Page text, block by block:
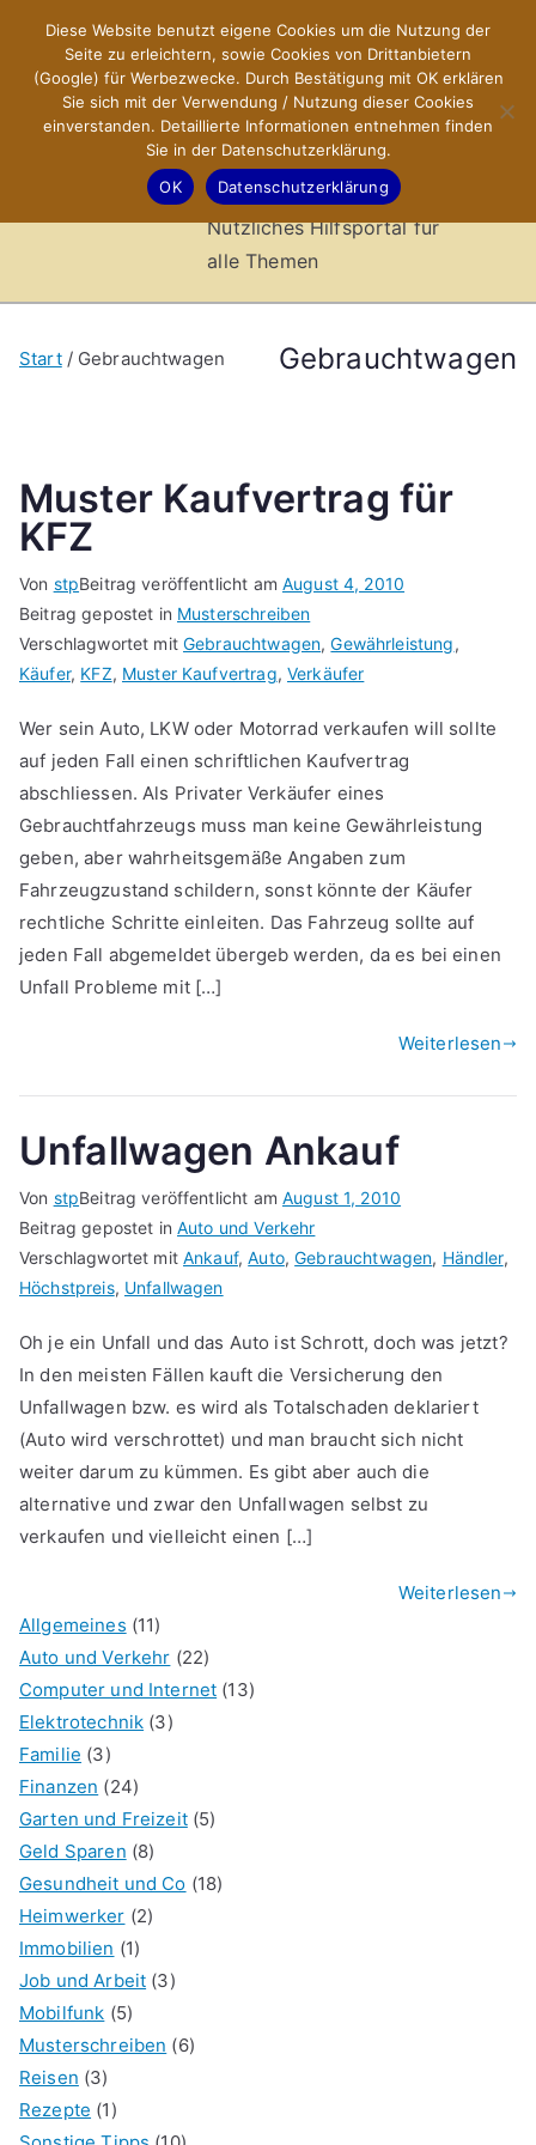
springen
X-Sites.de
–
Hilfsportal
Nützliches Hilfsportal für
alle Themen
Gebrauchtwagen
Start Gebrauchtwagen
Muster Kaufvertrag für
KFZ
Von stpBeitrag veröffentlicht am August 4, 2010
Beitrag gepostet in Musterschreiben
Verschlagwortet mitGebrauchtwagen,Gewährleistung,
Käufer, KFZ, Muster Kaufvertrag, Verkäufer
Wer sein Auto, LKW oder Motorrad verkaufen will sollte
auf jeden Fall einen schriftlichen Kaufvertrag
abschliessen. Als Privater Verkäufer eines
Gebrauchtfahrzeugs muss man keine Gewährleistung
geben, aber wahrheitsgemäße Angaben zum
Fahrzeugzustand schildern, sonst könnte der Käufer
rechtliche Schritte einleiten. Das Fahrzeug sollte auf
jeden Fall abgemeldet übergeb werden, da es bei einen
Unfall Probleme mit […]
Weiterlesen
Unfallwagen Ankauf
Von stpBeitrag veröffentlicht am August 1, 2010
Beitrag gepostet inAuto und Verkehr
Verschlagwortet mitAnkauf,Auto,Gebrauchtwagen, Händler,
Höchstpreis, Unfallwagen
Oh je ein Unfall und das Auto ist Schrott, doch was jetzt?
In den meisten Fällen kauft die Versicherung den
Unfallwagen bzw. es wird als Totalschaden deklariert
(Auto wird verschrottet) und man braucht sich nicht
weiter darum zu kümmen. Es gibt aber auch die
alternative und zwar den Unfallwagen selbst zu
verkaufen und vielleicht einen […]
Weiterlesen
Allgemeines (11)
Auto und Verkehr (22)
Computer und Internet (13)
Elektrotechnik (3)
Familie (3)
Finanzen (24)
Garten und Freizeit(5)
Geld Sparen (8)
Gesundheit und Co (18)
Heimwerker (2)
Immobilien (1)
Job und Arbeit (3)
Mobilfunk (5)
Musterschreiben (6)
Reisen (3)
Rezepte (1)
Diese Website benutzt eigene Cookies um die Nutzung der
Seite zu erleichtern, sowie Cookies von Drittanbietern
(Google) für Werbezwecke. Durch Bestätigung mit OK erklären
Sie sich mit der Verwendung / Nutzung dieser Cookies
einverstanden. Detaillierte Informationen entnehmen finden
Sie in der Datenschutzerklärung.
OK
Datenschutzerklärung